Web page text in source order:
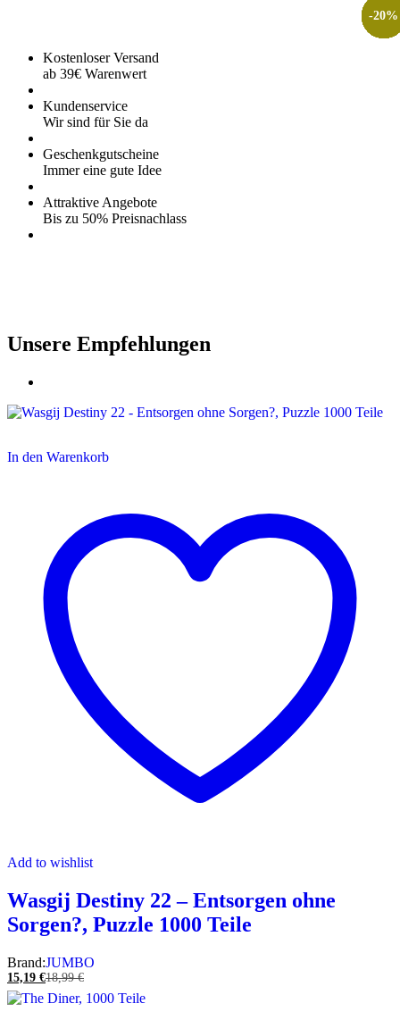
Kostenloser Versand
ab 39€ Warenwert
Kundenservice
Wir sind für Sie da
Geschenkgutscheine
Immer eine gute Idee
Attraktive Angebote
Bis zu 50% Preisnachlass
Unsere Empfehlungen
-20%
In den Warenkorb
Add to wishlist
Wasgij Destiny 22 – Entsorgen ohne
Sorgen?, Puzzle 1000 Teile
Brand:JUMBO
15,19 €18,99€
-20%
-20%
-20%
-20%
-20%
-20%
-20%
-20%
-20%
-20%
-20%
-20%
-20%
-20%
-20%
-20%
-20%
-20%